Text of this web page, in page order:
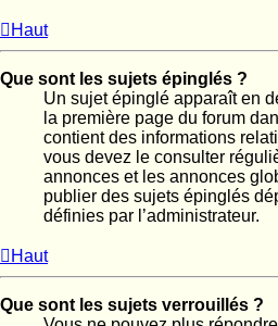
Haut
Que sont les sujets épinglés ?
Un sujet épinglé apparaît en
la première page du forum
contient des informations
vous devez le consulter
annonces et les annonces
publier des sujets épinglés
définies par l’administrateur.
Haut
Que sont les sujets verrouillés ?